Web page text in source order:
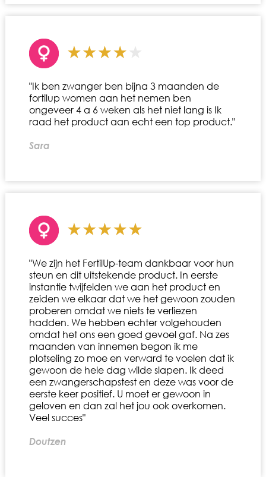
"Ik ben zwanger ben bijna 3 maanden de
fortilup women aan het nemen ben
ongeveer 4 a 6 weken als het niet lang is Ik
raad het product aan echt een top product."
Sara
"We zijn het FertilUp-team dankbaar voor hun
steun en dit uitstekende product. In eerste
instantie twijfelden we aan het product en
zeiden we elkaar dat we het gewoon zouden
proberen omdat we niets te verliezen
hadden. We hebben echter volgehouden
omdat het ons een goed gevoel gaf. Na zes
maanden van innemen begon ik me
plotseling zo moe en verward te voelen dat ik
gewoon de hele dag wilde slapen. Ik deed
een zwangerschapstest en deze was voor de
eerste keer positief. U moet er gewoon in
geloven en dan zal het jou ook overkomen.
Veel succes"
Doutzen